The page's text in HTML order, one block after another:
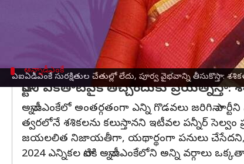
ఏఐఏడీఎంకే సురక్షితుల చేతుల్లో లేదు, పూర్వ వైభవాన్ని తీసుకొస్తా:
అతి త్వరలోనే అందరం కలిసికట్టుగా పనిచేసి తమ
తాము (జయలలిత మరియు ఆమె)
అన్నాడీఎంకే‌
పార్టీని ఏకతాటిపైకి తెచ్చేందుకు ప్రయత్నిస్తా:
అన్నాడీఎంకే‌లో అంతర్గతంగా ఎన్ని గొడవలు జరిగినా పార్టీని
త్వరలోనే శశికలను కలుస్తానని ఇటీవల పన్నీర్
జయలలిత నిజాయతీగా, యథార్థంగా పనులు చేసేదని, కానీ
2024 ఎన్నికల నాటికి అన్నాడీఎంకేలోని అన్ని వర్గాలు